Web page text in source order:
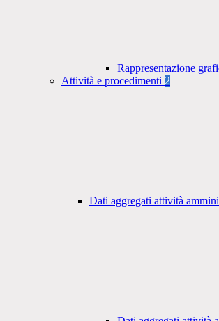
Rappresentazione
Attività e procedimenti 2
Dati aggregati attività